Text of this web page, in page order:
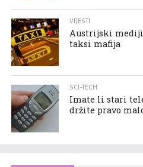
VIJESTI
Austrijski
taksi mafija
SCI-TECH
Imate li stari
držite pravo